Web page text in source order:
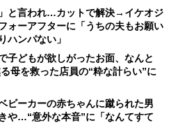
と言われ…カットで解決→イケオジ
ーアフターに「うちの夫もお願い
ハンパない」
子どもが欲しがったお面、なんと
母を救った店員の“粋な計らい”に
ビーカーの赤ちゃんに蹴られた男
や…“意外な本音”に「なんてすて